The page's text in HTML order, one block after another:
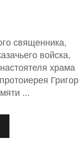
священника,
войска,
храма
...